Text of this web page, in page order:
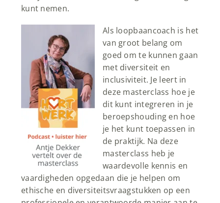
kunt nemen.
Als loopbaancoach is het
van groot belang om
goed om te kunnen gaan
met diversiteit en
inclusiviteit. Je leert in
deze masterclass hoe je
dit kunt integreren in je
beroepshouding en hoe
je het kunt toepassen in
de praktijk. Na deze
masterclass heb je
waardevolle kennis en
vaardigheden opgedaan die je helpen om
ethische en diversiteitsvraagstukken op een